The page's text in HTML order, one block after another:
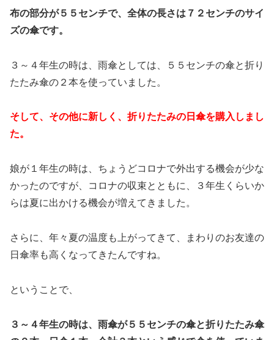
布の部分が５５センチで、全体の長さは７２センチのサイ
ズの傘です。
３～４年生の時は、雨傘としては、５５センチの傘と折り
たたみ傘の２本を使っていました。
そして、その他に新しく、折りたたみの日傘を購入しまし
た。
娘が１年生の時は、ちょうどコロナで外出する機会が少な
かったのですが、コロナの収束とともに、３年生くらいか
らは夏に出かける機会が増えてきました。
さらに、年々夏の温度も上がってきて、まわりのお友達の
日傘率も高くなってきたんですね。
ということで、
３～４年生の時は、雨傘が５５センチの傘と折りたたみ傘